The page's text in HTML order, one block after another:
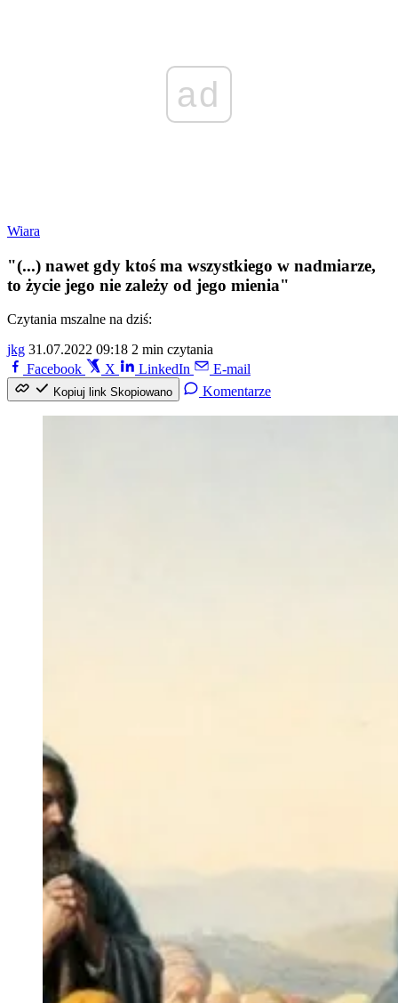
ad
Wiara
"(...) nawet gdy ktoś ma wszystkiego w nadmiarze,
to życie jego nie zależy od jego mienia"
Czytania mszalne na dziś:
jkg 31.07.2022 09:18 2 min czytania
Facebook
X LinkedIn E-mail
Kopiuj link Skopiowano Komentarze